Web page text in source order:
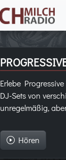
Erlebe
DJ-Sets von
unregelmäßig,
Hören